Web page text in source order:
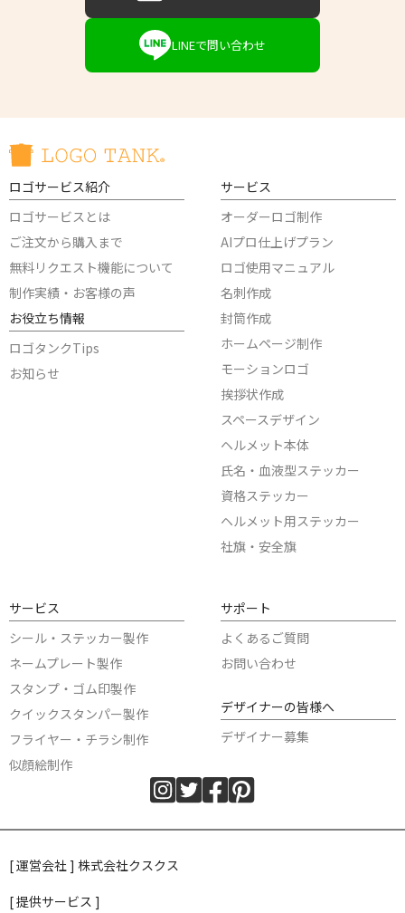
LINEで問い合わせ
ロゴサービス紹介
ロゴサービスとは
ご注文から購入まで
無料リクエスト機能について
制作実績・お客様の声
お役立ち情報
ロゴタンクTips
お知らせ
サービス
オーダーロゴ制作
AIプロ仕上げプラン
ロゴ使用マニュアル
名刺作成
封筒作成
ホームページ制作
モーションロゴ
挨拶状作成
スペースデザイン
ヘルメット本体
氏名・血液型ステッカー
資格ステッカー
ヘルメット用ステッカー
社旗・安全旗
サービス
シール・ステッカー製作
ネームプレート製作
スタンプ・ゴム印製作
クイックスタンパー製作
フライヤー・チラシ制作
似顔絵制作
サポート
よくあるご質問
お問い合わせ
デザイナーの皆様へ
デザイナー募集
[ 運営会社 ] 株式会社クスクス
[ 提供サービス ]